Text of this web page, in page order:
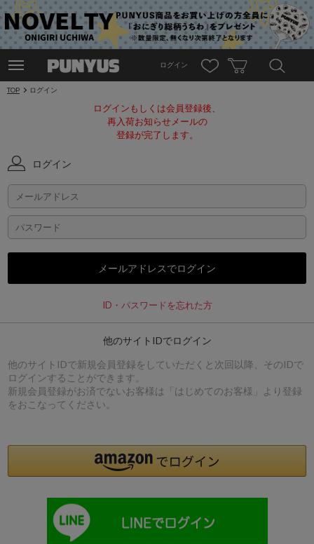
ログイン
TOP ログイン
ログインもしくは会員登録後、
再入荷お知らせメールの
登録が完了します。
ログイン
ID・パスワードを忘れた方
他のサイトIDでログイン
他のサイトIDで新規会員登録をしていただくと次回以降、そのIDで
ログインすることができます。
新規会員登録がお済でないお客様は「はじめてのお客様」より登録
をおこなってください。